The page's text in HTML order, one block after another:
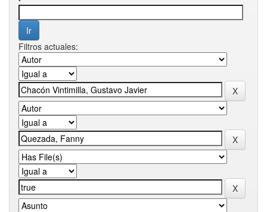
Filtros actuales: